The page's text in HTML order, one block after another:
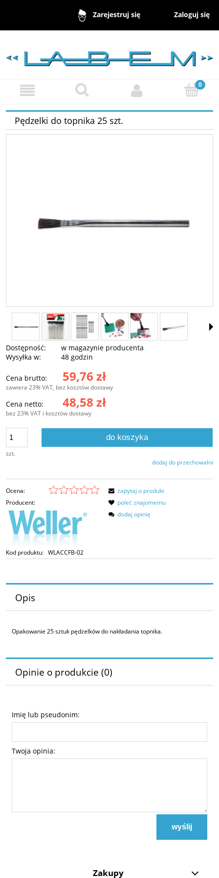
Zarejestruj się Zaloguj się
Pędzelki do topnika 25 szt.
Dostępność:
w magazynie producenta
Wysyłka w:
48 godzin
Cena brutto: 59,76 zł
zawiera 23% VAT, bez kosztów dostawy
Cena netto: 48,58 zł
bez 23% VAT i kosztów dostawy
szt.
do koszyka
dodaj do przechowalni
Ocena:
Producent:
Kod produktu: WLACCFB-02
zapytaj o produkt
poleć znajomemu
dodaj opinię
Opis
Opakowanie 25 sztuk pędzelków do nakładania topnika.
Opinie o produkcie (0)
Imię lub pseudonim:
Twoja opinia:
wyślij
Zakupy